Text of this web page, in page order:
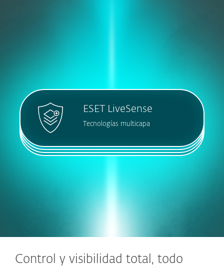
ESET LiveSense
Tecnologías multicapa
Control y visibilidad total, todo